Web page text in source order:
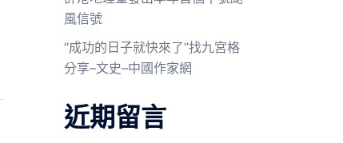
風信號
“成功的日子就快來了”找九宮格
分享–文史–中國作家網
近期留言